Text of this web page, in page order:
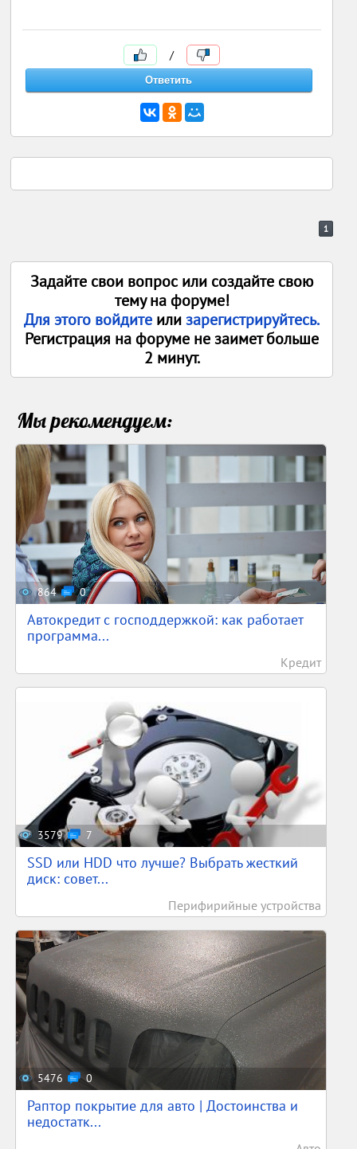
/
1
Задайте свои вопрос или создайте свою
тему на форуме!
Для этого войдите илизарегистрируйтесь.
Регистрация на форуме не заимет больше
2 минут.
Мы рекомендуем:
864 0
Автокредит с господдержкой: как работает
программа...
Кредит
3579 7
SSD или HDD что лучше? Выбрать жесткий
диск: совет...
Перифирийные устройства
5476 0
Раптор покрытие для авто | Достоинства и
недостатк...